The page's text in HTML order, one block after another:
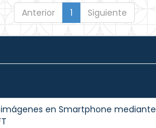
Anterior 1 Siguiente
en Smartphone mediante